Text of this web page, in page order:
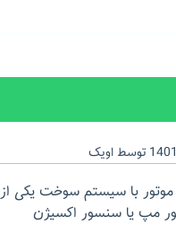
توسطاویک
با سیستم سوخت یکی از
مپ یا سنسور اکسیژن